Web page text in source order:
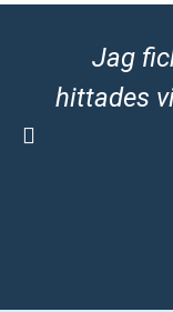
Jag
hittades